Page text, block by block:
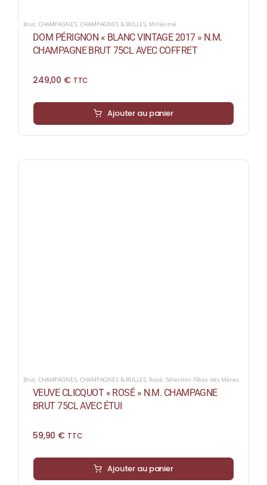
Brut ,CHAMPAGNES,CHAMPAGNES & BULLES, Millésimé
DOM PÉRIGNON « BLANC VINTAGE 2017 » N.M.
CHAMPAGNE BRUT 75CL AVEC COFFRET
249,00 € TTC
Ajouter au panier
Brut,CHAMPAGNES,CHAMPAGNES & BULLES, Rosé,Sélection Fêtes des Mères
VEUVE CLICQUOT « ROSÉ » N.M. CHAMPAGNE
BRUT 75CL AVEC ÉTUI
59,90 € TTC
Ajouter au panier